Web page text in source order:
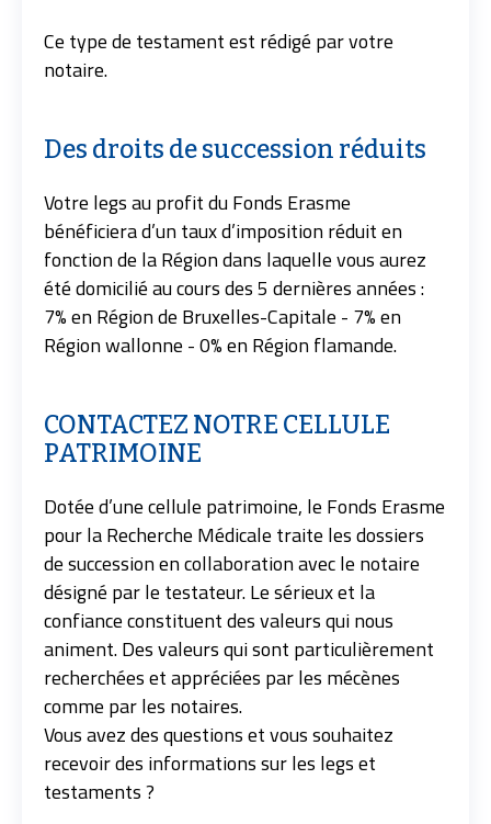
Ce type de testament est rédigé par votre
notaire.
Des droits de succession réduits
Votre legs au profit du Fonds Erasme
bénéficiera d’un taux d’imposition réduit en
fonction de la Région dans laquelle vous aurez
été domicilié au cours des 5 dernières années :
7% en Région de Bruxelles-Capitale - 7% en
Région wallonne - 0% en Région flamande.
CONTACTEZ NOTRE CELLULE
PATRIMOINE
Dotée d’une cellule patrimoine, le Fonds Erasme
pour la Recherche Médicale traite les dossiers
de succession en collaboration avec le notaire
désigné par le testateur. Le sérieux et la
confiance constituent des valeurs qui nous
animent. Des valeurs qui sont particulièrement
recherchées et appréciées par les mécènes
comme par les notaires.
Vous avez des questions et vous souhaitez
recevoir des informations sur les legs et
testaments ?